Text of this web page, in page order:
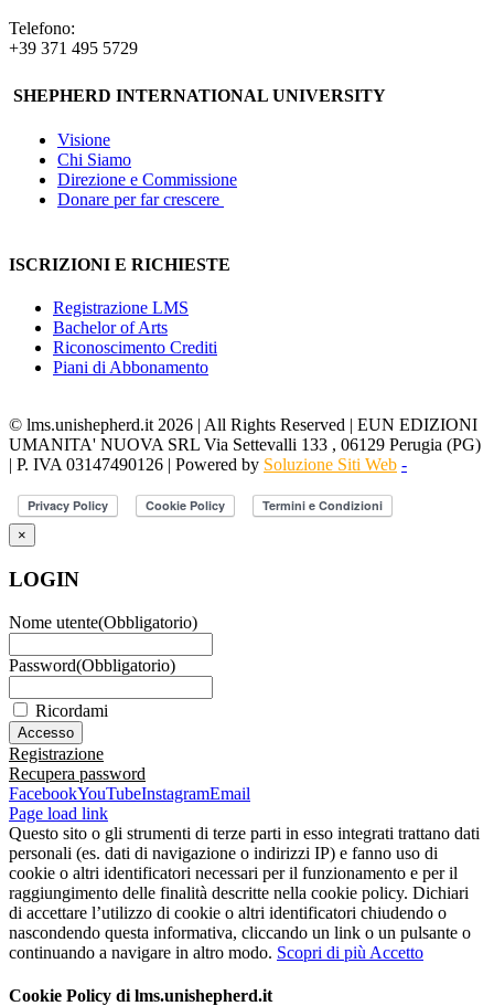
Telefono:
+39 371 495 5729
SHEPHERD INTERNATIONAL UNIVERSITY
Visione
Chi Siamo
Direzione e Commissione
Donare per far crescere
ISCRIZIONI E RICHIESTE
Registrazione LMS
Bachelor of Arts
Riconoscimento Crediti
Piani di Abbonamento
© lms.unishepherd.it 2026 | All Rights Reserved | EUN EDIZIONI
UMANITA' NUOVA SRL Via Settevalli 133 , 06129 Perugia (PG)
| P. IVA 03147490126 | Powered by Soluzione Siti Web -
×
LOGIN
Nome utente(Obbligatorio)
Password(Obbligatorio)
Ricordami
Registrazione
Recupera password
FacebookYouTubeInstagramEmail
Page load link
Questo sito o gli strumenti di terze parti in esso integrati trattano dati
personali (es. dati di navigazione o indirizzi IP) e fanno uso di
cookie o altri identificatori necessari per il funzionamento e per il
raggiungimento delle finalità descritte nella cookie policy. Dichiari
di accettare l’utilizzo di cookie o altri identificatori chiudendo o
nascondendo questa informativa, cliccando un link o un pulsante o
continuando a navigare in altro modo. Scopri di più Accetto
Cookie Policy di lms.unishepherd.it